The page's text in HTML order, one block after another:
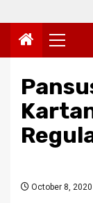
Menu
October 8, 2020